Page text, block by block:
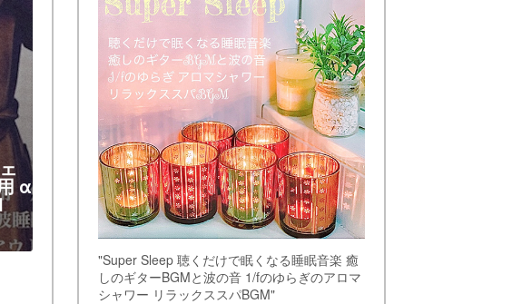
"Super Sleep 聴くだけで眠くなる睡眠音楽 癒
しのギターBGMと波の音 1/fのゆらぎのアロマ
シャワー リラックススパBGM"